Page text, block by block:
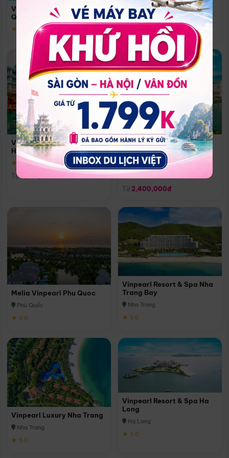
Vinpearl Resort & Spa Phu
Quoc
★ 5.0
Phú Quốc
Vinpearl Resort & Golf Nam
Hội An
★ 5.0
Từ
Melia Vinpearl Danang
Riverfront
Đà Nẵng
Từ 2,400,000đ
Melia Vinpearl Phu Quoc
Phú Quốc
★ 5.0
Vinpearl Resort & Spa Nha
Trang Bay
Nha Trang
★ 5.0
Vinpearl Luxury Nha Trang
Nha Trang
★ 5.0
Vinpearl Resort & Spa Ha
Long
Hạ Long
★ 5.0